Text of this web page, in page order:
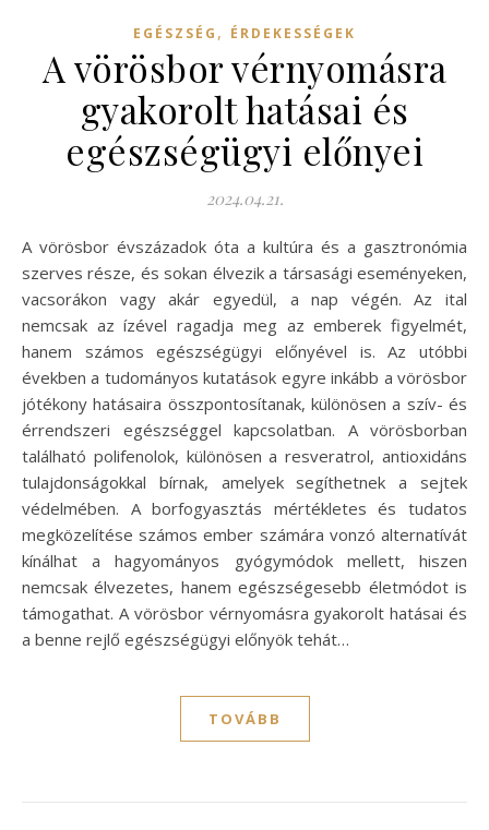
EGÉSZSÉG , ÉRDEKESSÉGEK
A vörösbor vérnyomásra
gyakorolt hatásai és
egészségügyi előnyei
2024.04.21.
A vörösbor évszázadok óta a kultúra és a gasztronómia
szerves része, és sokan élvezik a társasági eseményeken,
vacsorákon vagy akár egyedül, a nap végén. Az ital
nemcsak az ízével ragadja meg az emberek figyelmét,
hanem számos egészségügyi előnyével is. Az utóbbi
években a tudományos kutatások egyre inkább a vörösbor
jótékony hatásaira összpontosítanak, különösen a szív- és
érrendszeri egészséggel kapcsolatban. A vörösborban
található polifenolok, különösen a resveratrol, antioxidáns
tulajdonságokkal bírnak, amelyek segíthetnek a sejtek
védelmében. A borfogyasztás mértékletes és tudatos
megközelítése számos ember számára vonzó alternatívát
kínálhat a hagyományos gyógymódok mellett, hiszen
nemcsak élvezetes, hanem egészségesebb életmódot is
támogathat. A vörösbor vérnyomásra gyakorolt hatásai és
a benne rejlő egészségügyi előnyök tehát…
TOVÁBB